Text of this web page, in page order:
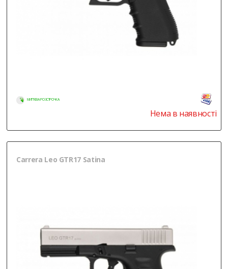
МИТТЄВА РОЗСТРОЧКА
Нема в наявності
Carrera Leo GTR17 Satina